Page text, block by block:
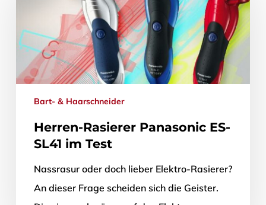
22. April 2013
Bart- & Haarschneider
Herren-Rasierer Panasonic ES-
SL41 im Test
Nassrasur oder doch lieber Elektro-Rasierer?
An dieser Frage scheiden sich die Geister.